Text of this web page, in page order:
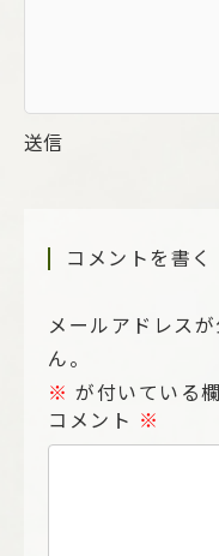
送信
コメントを書く
メールアドレス
ん。
※ が付いている
コメント ※